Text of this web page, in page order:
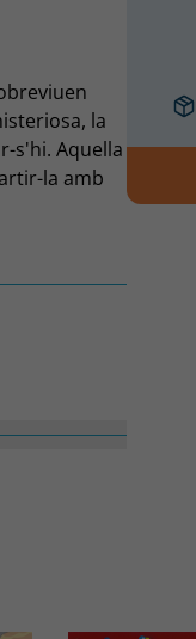
la
s'hi. Aquella
la amb